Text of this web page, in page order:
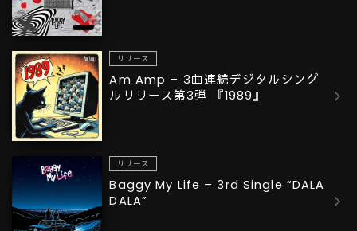
リリース
Am Amp – 3曲連続デジタルシング
ルリリース第3弾 『1989』
リリース
Baggy My Life – 3rd Single “DALA
DALA”